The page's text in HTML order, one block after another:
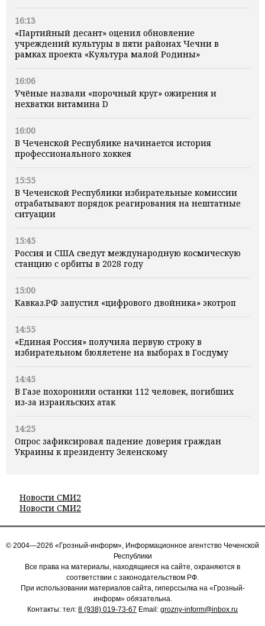
16:13
«Партийный десант» оценил обновление
учреждений культуры в пяти районах Чечни в
рамках проекта «Культура малой Родины»
16:06
Учёные назвали «порочный круг» ожирения и
нехватки витамина D
16:00
В Чеченской Республике начинается история
профессионального хоккея
15:55
В Чеченской Республики избирательные комиссии
отрабатывают порядок реагирования на нештатные
ситуации
15:45
Россия и США сведут международную космическую
станцию с орбиты в 2028 году
15:00
Кавказ.РФ запустил «цифрового двойника» экотроп
14:55
«Единая Россия» получила первую строку в
избирательном бюллетене на выборах в Госдуму
14:45
В Газе похоронили останки 112 человек, погибших
из‑за израильских атак
14:25
Опрос зафиксировал падение доверия граждан
Украины к президенту Зеленскому
Новости СМИ2
Новости СМИ2
© 2004—2026 «Грозный-информ», Информационное агентство Чеченской
Республики
Все права на материалы, находящиеся на сайте, охраняются в
соответствии с законодательством РФ.
При использовании материалов сайта, гиперссылка на «Грозный-
информ» обязательна.
Контакты: тел: 8 (938) 019-73-67 Email: grozny-inform@inbox.ru